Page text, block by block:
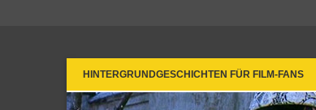
HINTERGRUNDGESCHICHTEN FÜR FILM-FANS